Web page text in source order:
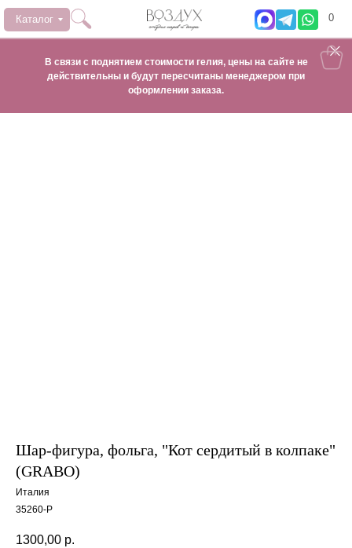
0
Каталог
В связи с поднятием стоимости гелия, цены на сайте не
действительны и будут пересчитаны менеджером при
оформлении заказа.
Шар-фигура, фольга, "Кот сердитый в колпаке"
(GRABO)
Италия
35260-P
1300,00 р.